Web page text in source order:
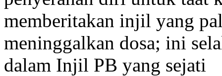
memberitakan injil yang
meninggalkan dosa; ini
dalam Injil PB yang sejati